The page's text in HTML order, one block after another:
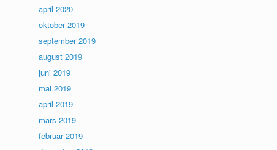
april 2020
oktober 2019
september 2019
august 2019
juni 2019
mai 2019
april 2019
mars 2019
februar 2019